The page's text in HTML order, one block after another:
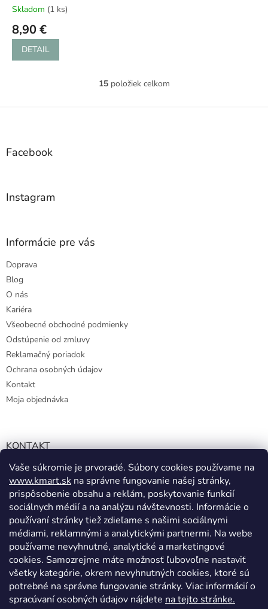
Vaše súkromie je prvoradé. Súbory cookies používame na
www.kmart.sk na správne fungovanie našej stránky,
prispôsobenie obsahu a reklám, poskytovanie funkcií
sociálnych médií a na analýzu návštevnosti. Informácie o
používaní stránky tiež zdieľame s našimi sociálnymi
médiami, reklamnými a analytickými partnermi. Na webe
používame nevyhnutné, analytické a marketingové
cookies. Samozrejme máte možnosť ľubovoľne nastaviť
všetky kategórie, okrem nevyhnutných cookies, ktoré sú
potrebné na správne fungovanie stránky. Viac informácií o
spracúvaní osobných údajov nájdete na tejto stránke.
Skladom (1 ks)
8,90 €
DETAIL
O
l
15položiek celkom
Z
Facebook
Instagram
Informácie pre vás
Doprava
Blog
O nás
Kariéra
Všeobecné obchodné podmienky
Odstúpenie od zmluvy
Reklamačný poriadok
Ochrana osobných údajov
Kontakt
Moja objednávka
KONTAKT
info@kmart.sk
+421 947 979 193
+421 947 979 193
facebook.com/Kolieramarket